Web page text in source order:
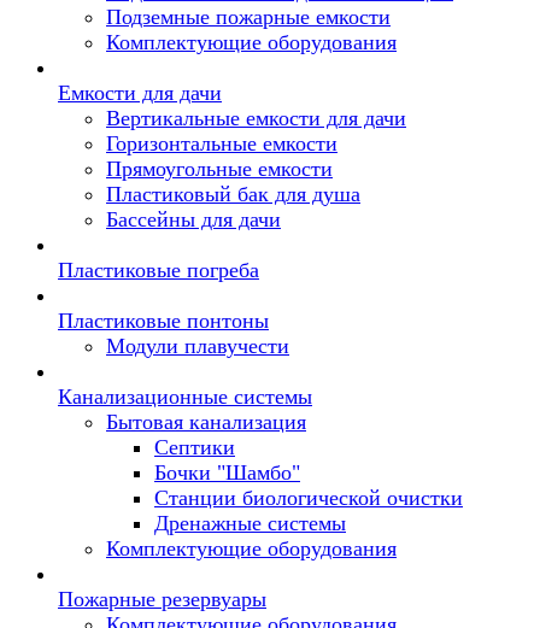
Подземные пожарные емкости
Комплектующие оборудования
Емкости для дачи
Вертикальные емкости для дачи
Горизонтальные емкости
Прямоугольные емкости
Пластиковый бак для душа
Бассейны для дачи
Пластиковые погреба
Пластиковые понтоны
Модули плавучести
Канализационные системы
Бытовая канализация
Септики
Бочки "Шамбо"
Станции биологической очистки
Дренажные системы
Комплектующие оборудования
Пожарные резервуары